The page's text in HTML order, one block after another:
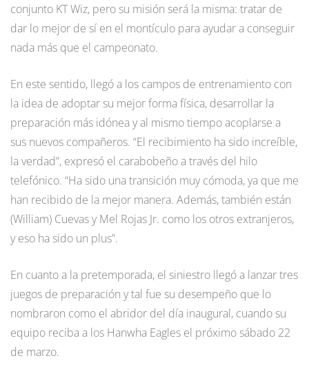
conjunto KT Wiz, pero su misión será la misma: tratar de
dar lo mejor de sí en el montículo para ayudar a conseguir
nada más que el campeonato.
En este sentido, llegó a los campos de entrenamiento con
la idea de adoptar su mejor forma física, desarrollar la
preparación más idónea y al mismo tiempo acoplarse a
sus nuevos compañeros. “El recibimiento ha sido increíble,
la verdad”, expresó el carabobeño a través del hilo
telefónico. “Ha sido una transición muy cómoda, ya que me
han recibido de la mejor manera. Además, también están
(William) Cuevas y Mel Rojas Jr. como los otros extranjeros,
y eso ha sido un plus”.
En cuanto a la pretemporada, el siniestro llegó a lanzar tres
juegos de preparación y tal fue su desempeño que lo
nombraron como el abridor del día inaugural, cuando su
equipo reciba a los Hanwha Eagles el próximo sábado 22
de marzo.